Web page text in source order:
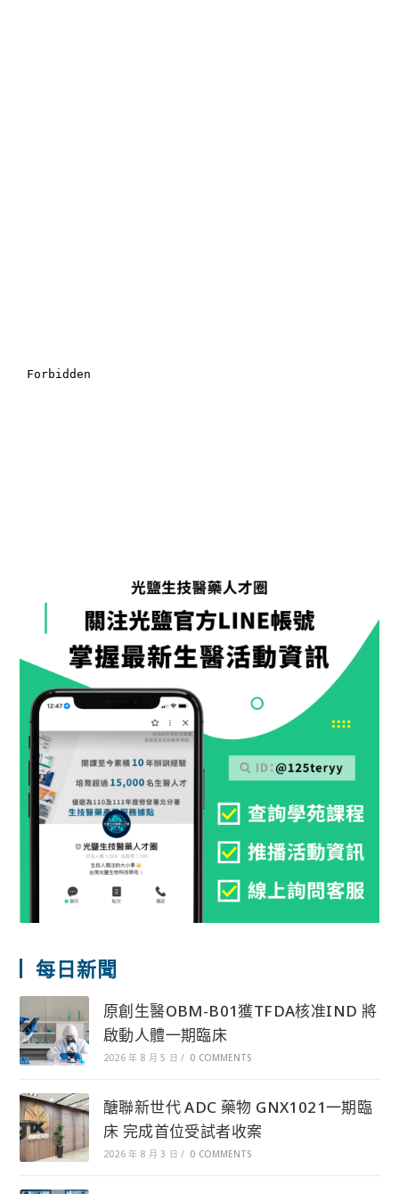
每日新聞
原創生醫OBM-B01獲TFDA核准IND 將
啟動人體一期臨床
2026 年 8 月 5 日 / 0 COMMENTS
醣聯新世代 ADC 藥物 GNX1021一期臨
床 完成首位受試者收案
2026 年 8 月 3 日 / 0 COMMENTS